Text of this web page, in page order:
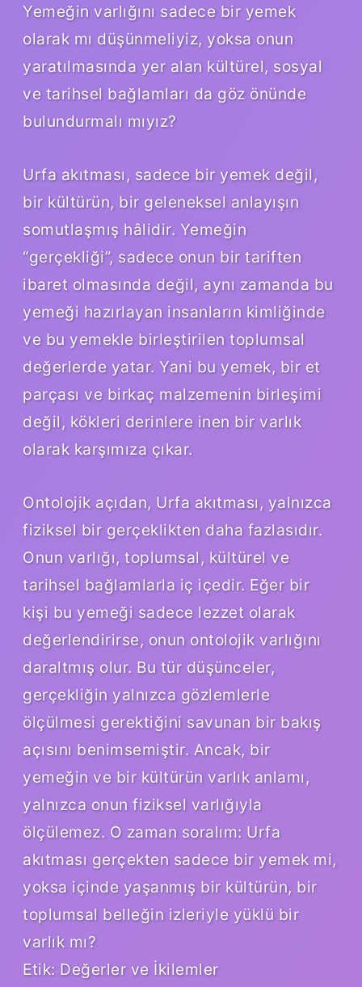
Yemeğin varlığını sadece bir yemek
olarak mı düşünmeliyiz, yoksa onun
yaratılmasında yer alan kültürel, sosyal
ve tarihsel bağlamları da göz önünde
bulundurmalı mıyız?
Urfa akıtması, sadece bir yemek değil,
bir kültürün, bir geleneksel anlayışın
somutlaşmış hâlidir. Yemeğin
“gerçekliği”, sadece onun bir tariften
ibaret olmasında değil, aynı zamanda bu
yemeği hazırlayan insanların kimliğinde
ve bu yemekle birleştirilen toplumsal
değerlerde yatar. Yani bu yemek, bir et
parçası ve birkaç malzemenin birleşimi
değil, kökleri derinlere inen bir varlık
olarak karşımıza çıkar.
Ontolojik açıdan, Urfa akıtması, yalnızca
fiziksel bir gerçeklikten daha fazlasıdır.
Onun varlığı, toplumsal, kültürel ve
tarihsel bağlamlarla iç içedir. Eğer bir
kişi bu yemeği sadece lezzet olarak
değerlendirirse, onun ontolojik varlığını
daraltmış olur. Bu tür düşünceler,
gerçekliğin yalnızca gözlemlerle
ölçülmesi gerektiğini savunan bir bakış
açısını benimsemiştir. Ancak, bir
yemeğin ve bir kültürün varlık anlamı,
yalnızca onun fiziksel varlığıyla
ölçülemez. O zaman soralım: Urfa
akıtması gerçekten sadece bir yemek mi,
yoksa içinde yaşanmış bir kültürün, bir
toplumsal belleğin izleriyle yüklü bir
varlık mı?
Etik: Değerler ve İkilemler